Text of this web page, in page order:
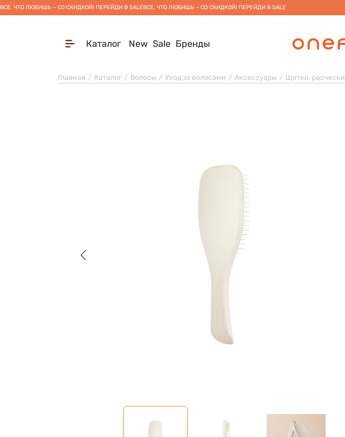
ВСЕ, ЧТО ЛЮБИШЬ – СО СКИДКОЙ! ПЕРЕЙДИ В SALEВСЕ, ЧТО ЛЮБИШЬ – СО СКИДКОЙ! ПЕРЕЙДИ В SALE
Каталог New Sale Бренды
Главная Каталог Волосы Уход за волосами Аксессуары Щетки, расчески